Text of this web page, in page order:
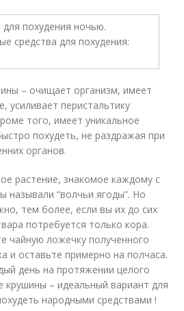
– очищает организм, имеет
усиливает перистальтику
того, имеет уникальное
похудеть, не раздражая при
органов.
растение, знакомое каждому с
называли “волчьи ягоды”. Но
тем более, если вы их до сих
потребуется только кора.
чайную ложечку полученного
и оставьте примерно на полчаса.
день на протяжении целого
крушины – идеальный вариант для
народными средствами !